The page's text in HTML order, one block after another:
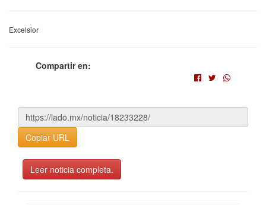
Excelsior
Compartir en:
Copiar URL
Leer noticia completa.